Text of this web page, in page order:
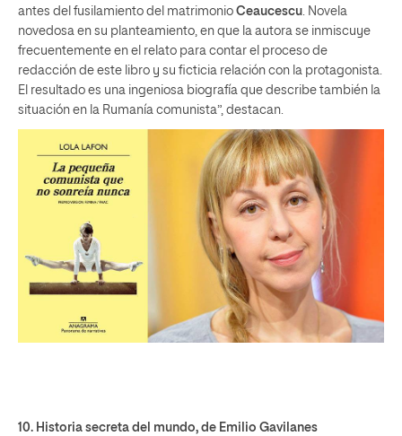
antes del fusilamiento del matrimonio Ceaucescu. Novela
novedosa en su planteamiento, en que la autora se inmiscuye
frecuentemente en el relato para contar el proceso de
redacción de este libro y su ficticia relación con la protagonista.
El resultado es una ingeniosa biografía que describe también la
situación en la Rumanía comunista”, destacan.
10. Historia secreta del mundo, de Emilio Gavilanes